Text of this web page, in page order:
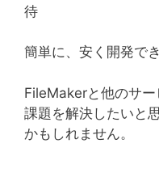
待
簡単に、安く開発で
FileMakerと他のサ
課題を解決したいと
かもしれません。